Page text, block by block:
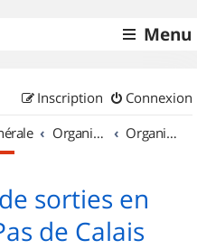
Menu
Connexion
Inscription
Organisation de sorties & Recherche de partenaires Organisation de sorties en région Nord Pas de Calais
sorties en
de Calais